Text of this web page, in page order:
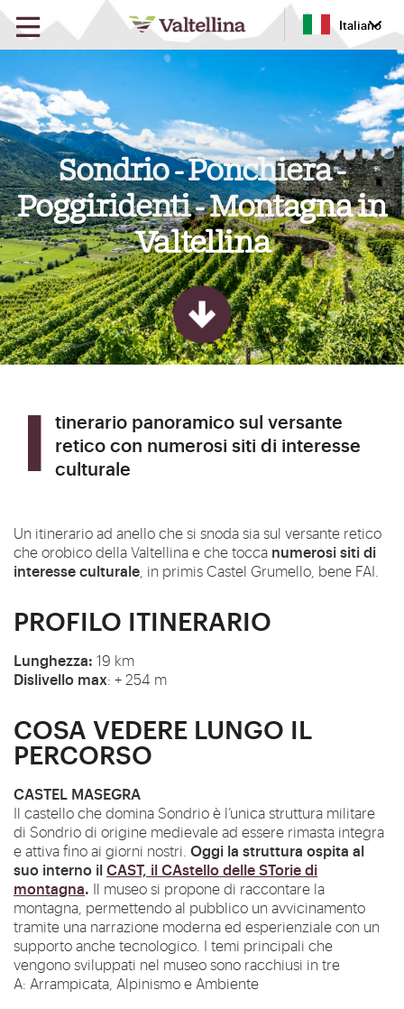
Italiano
Sondrio - Ponchiera -
Poggiridenti - Montagna in
Valtellina
retico con numerosi siti di interesse
culturale
Un itinerario ad anello che si snoda sia sul versante retico
che orobico della Valtellina e che tocca numerosi siti di
interesse culturale , in primis Castel Grumello, bene FAI.
PROFILO ITINERARIO
Lunghezza: 19 km
Dislivello max: + 254 m
COSA VEDERE LUNGO IL
PERCORSO
CASTEL MASEGRA
Il castello che domina Sondrio è l’unica struttura militare
di Sondrio di origine medievale ad essere rimasta integra
e attiva fino ai giorni nostri. Oggi la struttura ospita al
suo interno ilCAST, il CAstello delle STorie di
montagna. Il museo si propone di raccontare la
montagna, permettendo al pubblico un avvicinamento
tramite una narrazione moderna ed esperienziale con un
supporto anche tecnologico. I temi principali che
vengono sviluppati nel museo sono racchiusi in tre
A: Arrampicata, Alpinismo e Ambiente